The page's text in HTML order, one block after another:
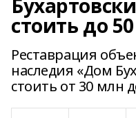
стоить до
Реставрация
наследия «Дом
стоить от 30 млн